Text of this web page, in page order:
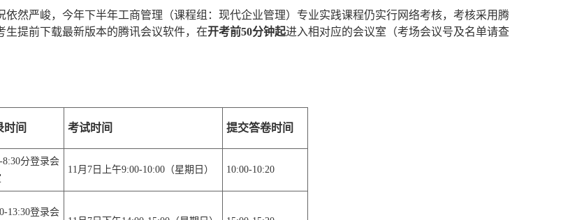
依然严峻，今年下半年工商管理（课程组：现代企业管理）专业实践课程仍实行网络考核，考核采用腾
生提前下载最新版本的腾讯会议软件，在开考前50分钟起进入相对应的会议室（考场会议号及名单请查
时间 考试时间 提交答卷时间
8:30分登录会
11月7日上午9:00-10:00（星期日） 10:00-10:20
13:30登录会